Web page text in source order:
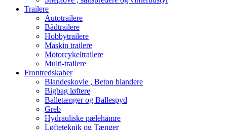
Trailere
Autotrailere
Bådtrailere
Hobbytrailere
Maskin trailere
Motorcykeltrailere
Multi-trailere
Frontredskaber
Blandeskovle , Beton blandere
Bigbag løftere
Balletænger og Ballespyd
Greb
Hydrauliske pælehamre
Løfteteknik og Tænger